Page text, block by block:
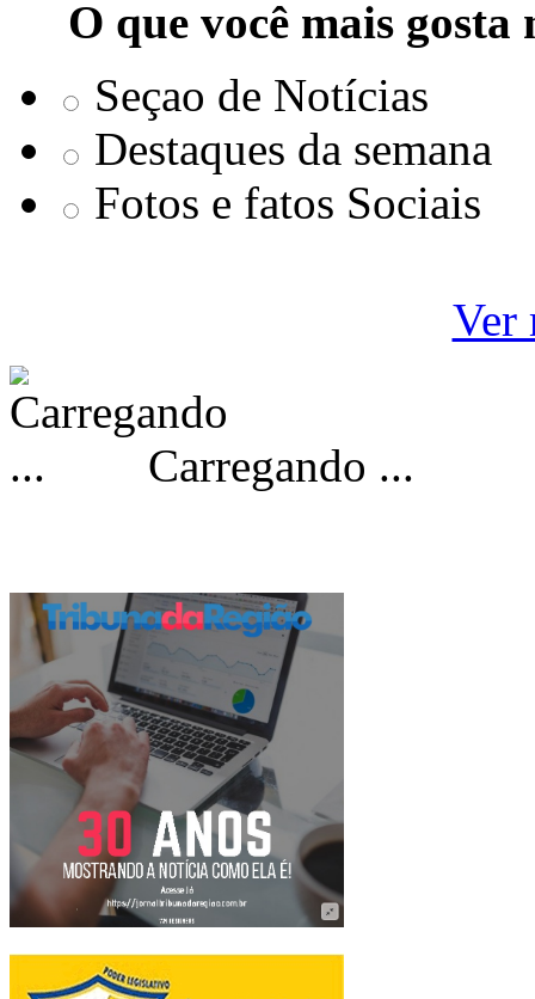
O que você mais
Seçao de Notícias
Destaques da semana
Fotos e fatos Sociais
Ver
Carregando ...